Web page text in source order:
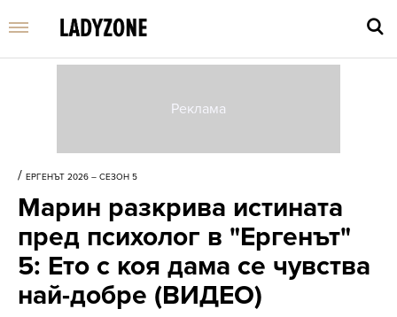
/ ЕРГЕНЪТ 2026 – СЕЗОН 5
Марин разкрива истината
пред психолог в "Ергенът"
5: Ето с коя дама се чувства
най-добре (ВИДЕО)